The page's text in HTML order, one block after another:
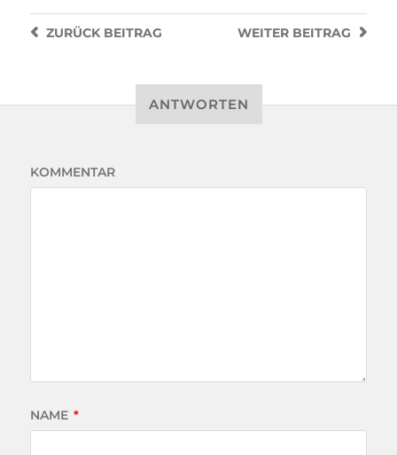
WEITER BEITRAG
ZURÜCKBEITRAG
ANTWORTEN
KOMMENTAR
NAME *